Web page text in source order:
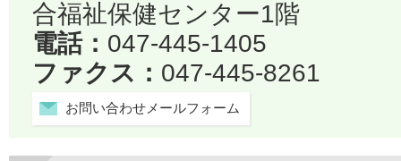
合福祉保健センター1階
電話： 047-445-1405
ファクス： 047-445-8261
お問い合わせメールフォーム